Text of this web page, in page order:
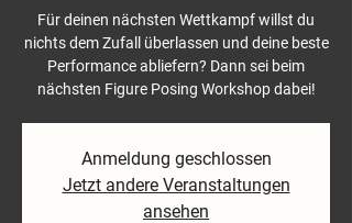
Für deinen nächsten Wettkampf willst du
nichts dem Zufall überlassen und deine beste
Performance abliefern? Dann sei beim
nächsten Figure Posing Workshop dabei!
Anmeldung geschlossen
Jetzt andere Veranstaltungen
ansehen